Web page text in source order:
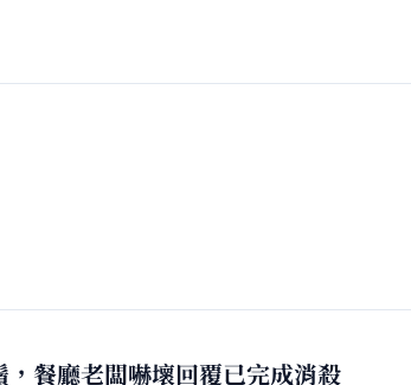
餐廳老闆嚇壞回覆已完成消殺